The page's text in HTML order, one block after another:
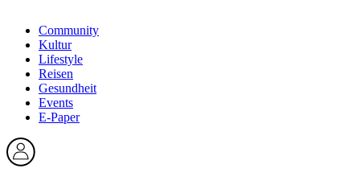
Community
Kultur
Lifestyle
Reisen
Gesundheit
Events
E-Paper